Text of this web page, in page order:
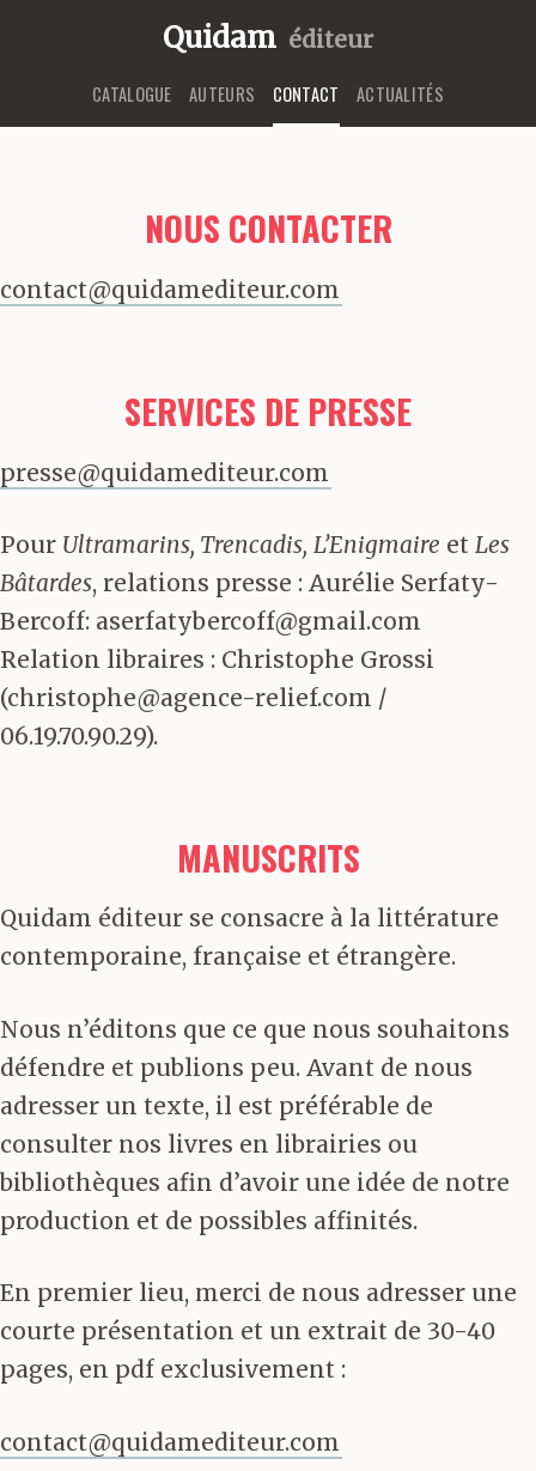
Quidam éditeur
CATALOGUE AUTEURS CONTACT ACTUALITÉS
NOUS CONTACTER
contact@quidamediteur.com
SERVICES DE PRESSE
presse@quidamediteur.com
Pour Ultramarins, Trencadis, L’Enigmaire et Les
Bâtardes, relations presse : Aurélie Serfaty-
Bercoff: aserfatybercoff@gmail.com
Relation libraires : Christophe Grossi
(christophe@agence-relief.com /
06.19.70.90.29).
MANUSCRITS
Quidam éditeur se consacre à la littérature
contemporaine, française et étrangère.
Nous n’éditons que ce que nous souhaitons
défendre et publions peu. Avant de nous
adresser un texte, il est préférable de
consulter nos livres en librairies ou
bibliothèques afin d’avoir une idée de notre
production et de possibles affinités.
En premier lieu, merci de nous adresser une
courte présentation et un extrait de 30-40
pages, en pdf exclusivement :
contact@quidamediteur.com